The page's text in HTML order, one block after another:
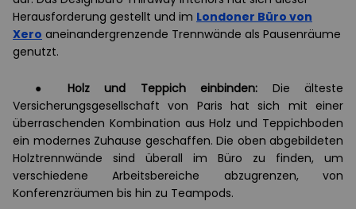
Herausforderung gestellt und im Londoner Büro von
Xero aneinandergrenzende Trennwände als Pausenräume
genutzt.
● Holz und Teppich einbinden: Die älteste
Versicherungsgesellschaft von Paris hat sich mit einer
überraschenden Kombination aus Holz und Teppichboden
ein modernes Zuhause geschaffen. Die oben abgebildeten
Holztrennwände sind überall im Büro zu finden, um
verschiedene Arbeitsbereiche abzugrenzen, von
Konferenzräumen bis hin zu Teampods.